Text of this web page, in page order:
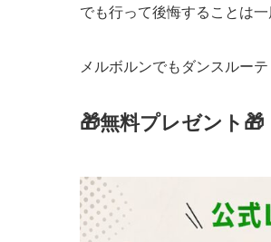
でも行って後悔することは
メルボルンでもダンスルー
🎁無料プレゼント🎁